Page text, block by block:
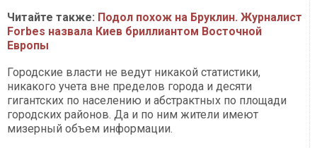
Читайте также: Подол похож на Бруклин. Журналист
Forbes назвала Киев бриллиантом Восточной
Европы
Городские власти не ведут никакой статистики,
никакого учета вне пределов города и десяти
гигантских по населению и абстрактных по площади
городских районов. Да и по ним жители имеют
мизерный объем информации.